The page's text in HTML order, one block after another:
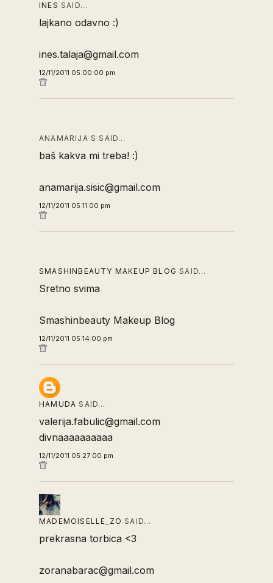
INES SAID…
lajkano odavno :)
ines.talaja@gmail.com
12/11/2011 05:00:00 pm
ANAMARIJA S SAID…
baš kakva mi treba! :)
anamarija.sisic@gmail.com
12/11/2011 05:11:00 pm
SMASHINBEAUTY MAKEUP BLOG SAID…
Sretno svima
Smashinbeauty Makeup Blog
12/11/2011 05:14:00 pm
HAMUDA SAID…
valerija.fabulic@gmail.com
divnaaaaaaaaaa
12/11/2011 05:27:00 pm
MADEMOISELLE_ZO SAID…
prekrasna torbica <3
zoranabarac@gmail.com